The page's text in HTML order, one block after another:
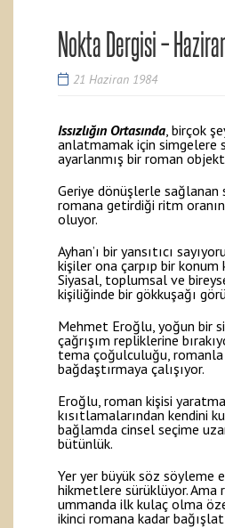
Nokta Dergisi –
21 Haziran 1984
Issızlığın Ortasında, birçok
anlatmamak için simgelere
ayarlanmış bir roman
Geriye dönüşlerle sağlanan
romana getirdiği ritm
oluyor.
Ayhan’ı bir yansıtıcı
kişiler ona çarpıp bir konum
Siyasal, toplumsal ve
kişiliğinde bir gökkuşağı
Mehmet Eroğlu, yoğun bir
çağrışım repliklerine
tema çoğulculuğu,
bağdaştırmaya çalışıyor.
Eroğlu, roman kişisi
kısıtlamalarından kendini
bağlamda cinsel seçime
bütünlük.
Yer yer büyük söz söyleme
hikmetlere sürüklüyor. Ama
ummanda ilk kulaç olma
ikinci romana kadar